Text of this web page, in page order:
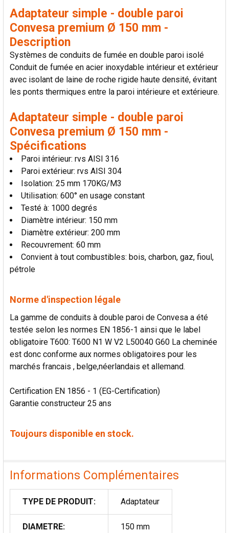
TOUT
SÉLECTIONNER
AJOUTER
LA
SÉLECTION
AU PANIER
Adaptateur simple - double paroi
Convesa premium Ø 150 mm -
Description
Systèmes de conduits de fumée en double paroi isolé
Conduit de fumée en acier inoxydable intérieur et extérieur
avec isolant de laine de roche rigide haute densité, évitant
les ponts thermiques entre la paroi intérieure et extérieure.
Adaptateur simple - double paroi
Convesa premium Ø 150 mm -
Spécifications
Paroi intérieur: rvs AISI 316
Paroi extérieur: rvs AISI 304
Isolation: 25 mm 170KG/M3
Utilisation: 600° en usage constant
Testé à: 1000 degrés
Diamètre intérieur: 150 mm
Diamètre extérieur: 200 mm
Recouvrement: 60 mm
Convient à tout combustibles: bois, charbon, gaz, fioul,
pétrole
Norme d'inspection légale
La gamme de conduits à double paroi de Convesa a été
testée selon les normes EN 1856-1 ainsi que le label
obligatoire T600: T600 N1 W V2 L50040 G60 La cheminée
est donc conforme aux normes obligatoires pour les
marchés francais , belge,néerlandais et allemand.
Certification EN 1856 - 1 (EG-Certification)
Garantie constructeur 25 ans
Toujours disponible en stock.
Informations Complémentaires
TYPE DE PRODUIT: Adaptateur
DIAMETRE: 150 mm